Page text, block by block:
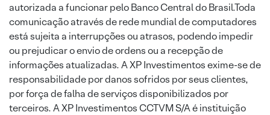
autorizada a funcionar pelo Banco Central do Brasil.Toda
comunicação através de rede mundial de computadores
está sujeita a interrupções ou atrasos, podendo impedir
ou prejudicar o envio de ordens ou a recepção de
informações atualizadas. A XP Investimentos exime-se de
responsabilidade por danos sofridos por seus clientes,
por força de falha de serviços disponibilizados por
terceiros. A XP Investimentos CCTVM S/A é instituição